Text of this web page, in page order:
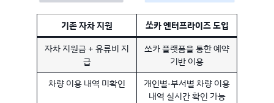
기존 자차 지원
쏘카 엔터프라이즈 도입
자차 지원금 + 유류비 지
급
쏘카 플랫폼을 통한 예약
기반 이용
차량 이용 내역 미확인
개인별·부서별 차량 이용
내역 실시간 확인 가능